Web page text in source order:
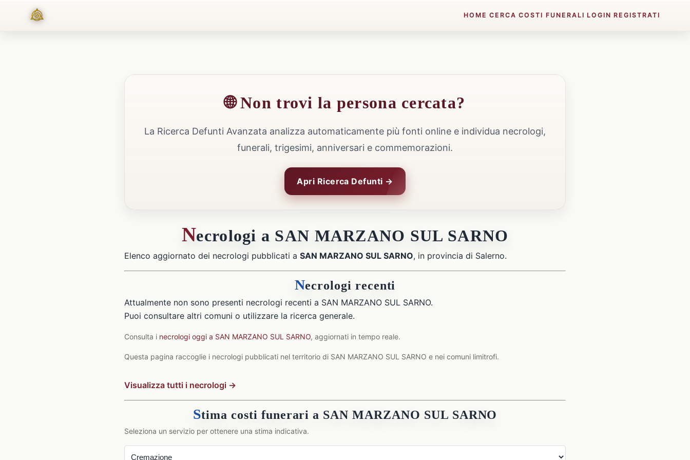
HOME CERCA COSTI FUNERALI LOGIN REGISTRATI
🌐 Non trovi la persona cercata?
La Ricerca Defunti Avanzata analizza automaticamente più fonti online e individua necrologi,
funerali, trigesimi, anniversari e commemorazioni.
Apri Ricerca Defunti →
Necrologi a SAN MARZANO SUL SARNO
Elenco aggiornato dei necrologi pubblicati a SAN MARZANO SUL SARNO, in provincia di Salerno.
Necrologi recenti
Attualmente non sono presenti necrologi recenti a SAN MARZANO SUL SARNO.
Puoi consultare altri comuni o utilizzare la ricerca generale.
Consulta i necrologi oggi a SAN MARZANO SUL SARNO, aggiornati in tempo reale.
Questa pagina raccoglie i necrologi pubblicati nel territorio di SAN MARZANO SUL SARNO e nei comuni limitrofi.
Visualizza tutti i necrologi →
Stima costi funerari a SAN MARZANO SUL SARNO
Seleziona un servizio per ottenere una stima indicativa.